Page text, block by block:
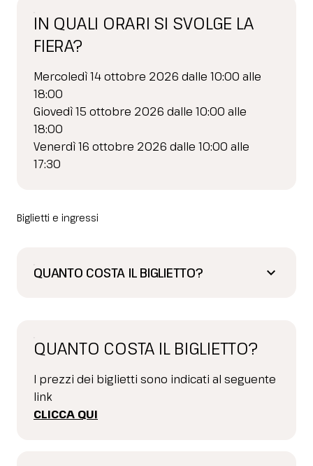
IN QUALI ORARI SI SVOLGE LA
FIERA?
Mercoledì 14 ottobre 2026 dalle 10:00 alle
18:00
Giovedì 15 ottobre 2026 dalle 10:00 alle
18:00
Venerdì 16 ottobre 2026 dalle 10:00 alle
17:30
Biglietti e ingressi
QUANTO COSTA IL BIGLIETTO? keyboard_arrow_down
QUANTO COSTA IL BIGLIETTO?
I prezzi dei biglietti sono indicati al seguente
link
CLICCA QUI